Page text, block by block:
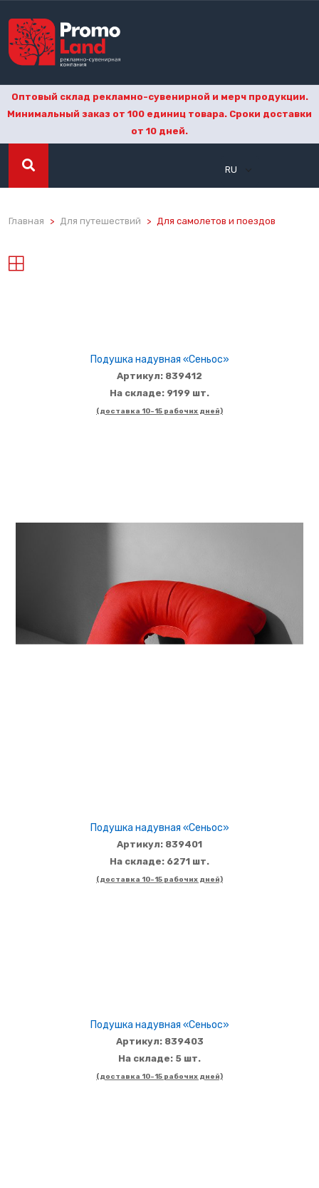
Оптовый склад рекламно-сувенирной и мерч продукции.
Минимальный заказ от 100 единиц товара. Сроки доставки
от 10 дней.
RU
Главная Для путешествий Для самолетов и поездов
Подушка надувная «Сеньос»
Артикул: 839412
На складе: 9199 шт.
(доставка 10-15 рабочих дней)
Подушка надувная «Сеньос»
Артикул: 839401
На складе: 6271 шт.
(доставка 10-15 рабочих дней)
Подушка надувная «Сеньос»
Артикул: 839403
На складе: 5 шт.
(доставка 10-15 рабочих дней)